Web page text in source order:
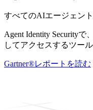
すべてのAIエージェン
Agent Identity Security
してアクセスするツー
Gartner®レポートを読む